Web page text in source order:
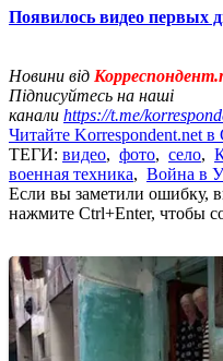
Появилось видео первых
Новини від
Підписуйтесь на наші
канали https://t.me/
Читайте Korrespondent.net в
ТЕГИ: видео, фото, село,
военная техника, Война в
Если вы заметили ошибку,
нажмите Ctrl+Enter, чтобы